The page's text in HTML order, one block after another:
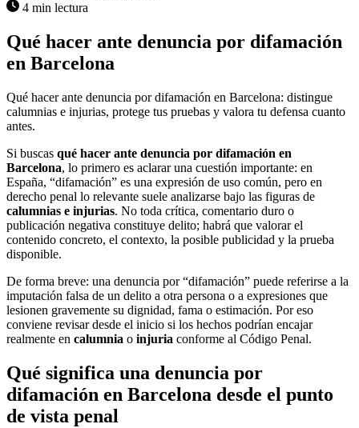
4 min lectura
Qué hacer ante denuncia por difamación
en Barcelona
Qué hacer ante denuncia por difamación en Barcelona: distingue
calumnias e injurias, protege tus pruebas y valora tu defensa cuanto
antes.
Si buscas qué hacer ante denuncia por difamación en
Barcelona, lo primero es aclarar una cuestión importante: en
España, “difamación” es una expresión de uso común, pero en
derecho penal lo relevante suele analizarse bajo las figuras de
calumnias e injurias. No toda crítica, comentario duro o
publicación negativa constituye delito; habrá que valorar el
contenido concreto, el contexto, la posible publicidad y la prueba
disponible.
De forma breve: una denuncia por “difamación” puede referirse a la
imputación falsa de un delito a otra persona o a expresiones que
lesionen gravemente su dignidad, fama o estimación. Por eso
conviene revisar desde el inicio si los hechos podrían encajar
realmente en calumnia o injuria conforme al Código Penal.
Qué significa una denuncia por
difamación en Barcelona desde el punto
de vista penal